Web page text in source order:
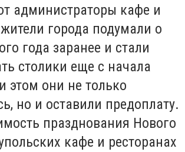
администраторы кафе и
города подумали о
года заранее и стали
столики еще с начала
этом они не только
но и оставили предоплату.
празднования Нового
кафе и ресторанах